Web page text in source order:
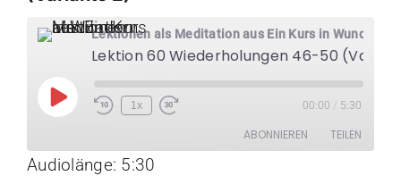
Lektionen als Meditation aus Ein Kurs in Wundern
Play
Episode
1x 00:00 / 5:30
ABONNIEREN TEILEN
Audiolänge: 5:30